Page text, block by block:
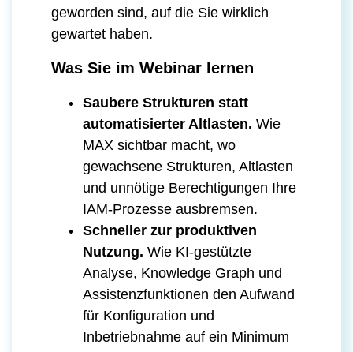
geworden sind, auf die Sie wirklich
gewartet haben.
Was Sie im Webinar lernen
Saubere Strukturen statt
automatisierter Altlasten. Wie
MAX sichtbar macht, wo
gewachsene Strukturen, Altlasten
und unnötige Berechtigungen Ihre
IAM-Prozesse ausbremsen.
Schneller zur produktiven
Nutzung. Wie KI-gestützte
Analyse, Knowledge Graph und
Assistenzfunktionen den Aufwand
für Konfiguration und
Inbetriebnahme auf ein Minimum